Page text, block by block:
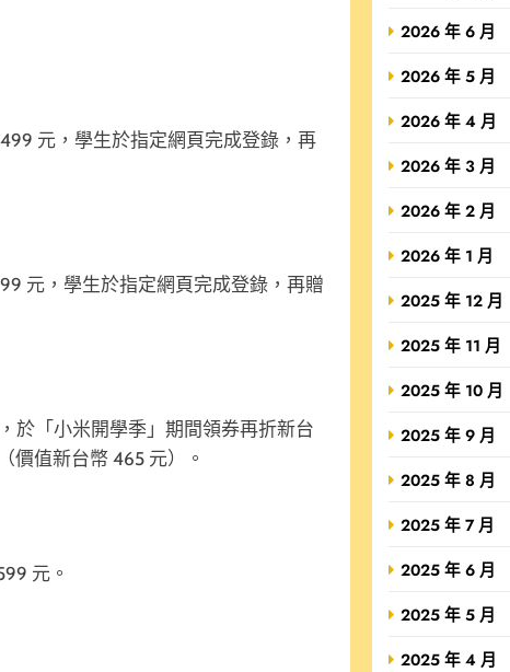
元，學生於指定網頁完成登錄，再
元，學生於指定網頁完成登錄，再贈
於「小米開學季」期間領券再折新台
價值新台幣 465 元）。
元。
2026 年 6 月
2026 年 5 月
2026 年 4 月
2026 年 3 月
2026 年 2 月
2026 年 1 月
2025 年 12 月
2025 年 11 月
2025 年 10 月
2025 年 9 月
2025 年 8 月
2025 年 7 月
2025 年 6 月
2025 年 5 月
2025 年 4 月